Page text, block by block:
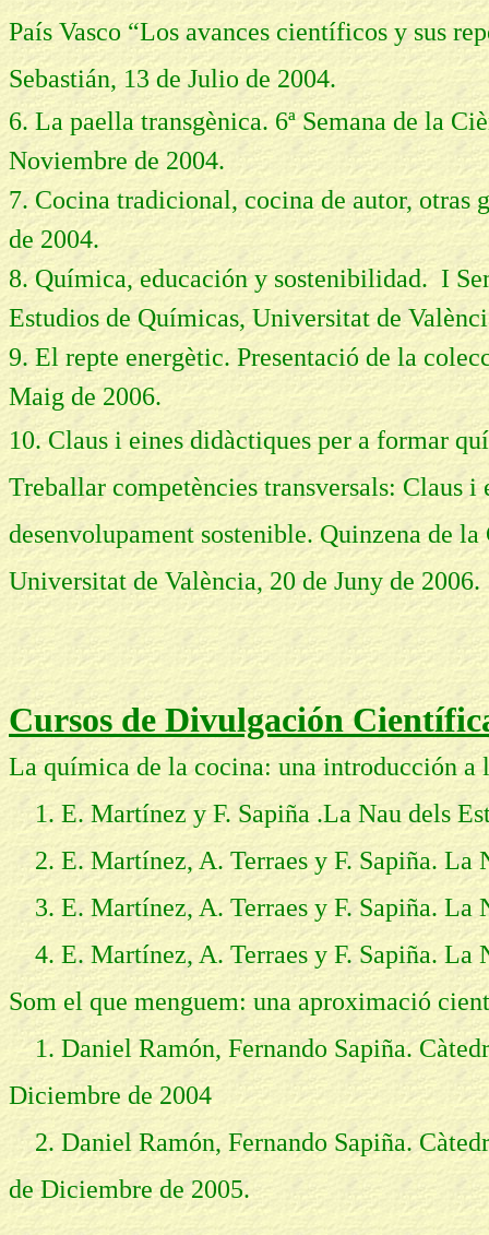
País Vasco “Los avances científicos y sus
Sebastián, 13 de Julio de 2004.
6. La paella transgènica. 6ª Semana de la
Noviembre de 2004.
7. Cocina tradicional, cocina de autor, otras
de 2004.
8. Química, educación y sostenibilidad. I
Estudios de Químicas, Universitat de
9. El repte energètic. Presentació de la
Maig de 2006.
10. Claus i eines didàctiques per a formar
Treballar competències transversals: Claus
desenvolupament sostenible. Quinzena de
Universitat de València, 20 de Juny de 2006.
Cursos de Divulgación
La química de la cocina: una introducción a
1. E. Martínez y F. Sapiña .La Nau dels
2. E. Martínez, A. Terraes y F. Sapiña. La
3. E. Martínez, A. Terraes y F. Sapiña. La
4. E. Martínez, A. Terraes y F. Sapiña. La
Som el que menguem: una aproximació
1. Daniel Ramón, Fernando Sapiña.
Diciembre de 2004
2. Daniel Ramón, Fernando Sapiña.
de Diciembre de 2005.